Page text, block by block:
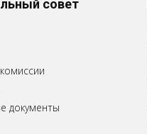
совет
документы